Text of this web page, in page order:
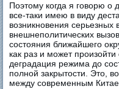
Поэтому когда я говорю о
все-таки имею в виду
возникновения серьезных
внешнеполитических
состояния ближайшего
как раз и может
деградация режима до
полной закрытости. Это,
между современным